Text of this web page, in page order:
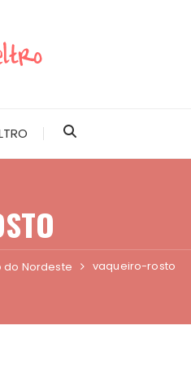
do Nordeste vaqueiro-rosto